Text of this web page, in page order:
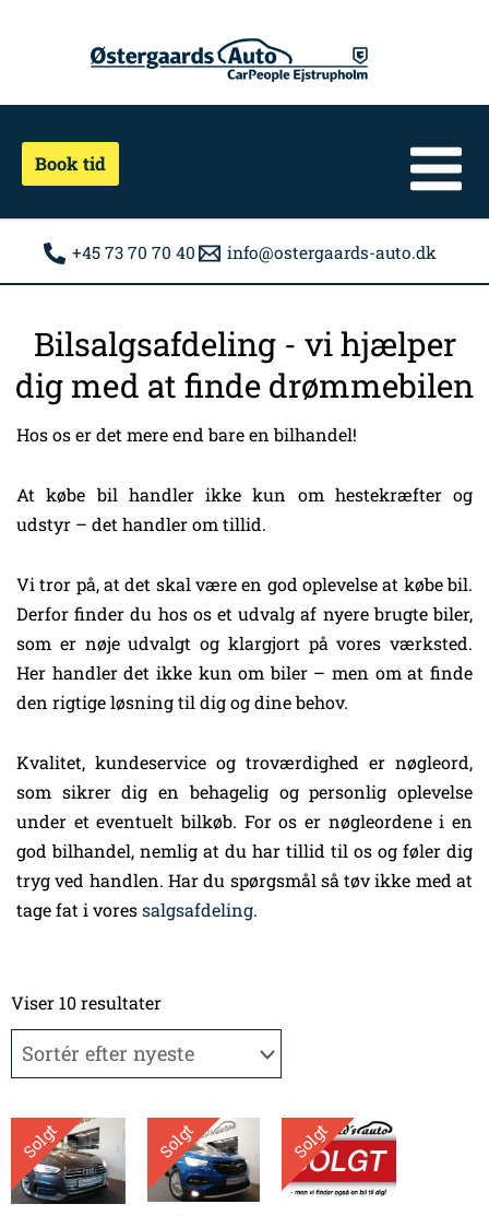
Book tid
+45 73 70 70 40 info@ostergaards-auto.dk
Bilsalgsafdeling - vi hjælper
dig med at finde drømmebilen
Hos os er det mere end bare en bilhandel!
At købe bil handler ikke kun om hestekræfter og
udstyr – det handler om tillid.
Vi tror på, at det skal være en god oplevelse at købe bil.
Derfor finder du hos os et udvalg af nyere brugte biler,
som er nøje udvalgt og klargjort på vores værksted.
Her handler det ikke kun om biler – men om at finde
den rigtige løsning til dig og dine behov.
Kvalitet, kundeservice og troværdighed er nøgleord,
som sikrer dig en behagelig og personlig oplevelse
under et eventuelt bilkøb. For os er nøgleordene i en
god bilhandel, nemlig at du har tillid til os og føler dig
tryg ved handlen. Har du spørgsmål så tøv ikke med at
tage fat i voressalgsafdeling.
Viser 10 resultaterefter
Solgt Solgt Solgt